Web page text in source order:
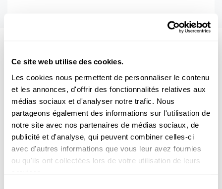
Ce site web utilise des cookies.
Les cookies nous permettent de personnaliser le contenu
et les annonces, d'offrir des fonctionnalités relatives aux
médias sociaux et d'analyser notre trafic. Nous
partageons également des informations sur l'utilisation de
notre site avec nos partenaires de médias sociaux, de
publicité et d'analyse, qui peuvent combiner celles-ci
avec d'autres informations que vous leur avez fournies
ou qu'ils ont collectées lors de votre utilisation de leurs
Aussi intéréssant
TRAVAIL ARMUT